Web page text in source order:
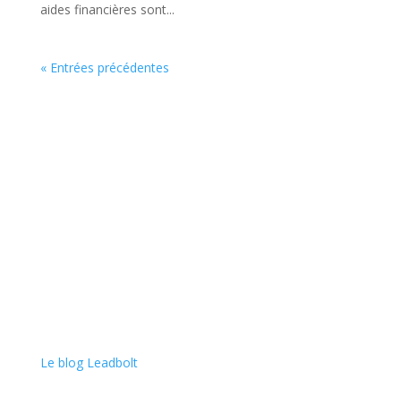
aides financières sont...
« Entrées précédentes
Le blog Leadbolt